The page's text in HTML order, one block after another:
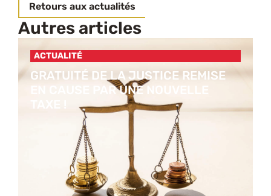
Retours aux actualités
Autres articles
ACTUALITÉ
GRATUITÉ DE LA JUSTICE REMISE
EN CAUSE PAR UNE NOUVELLE